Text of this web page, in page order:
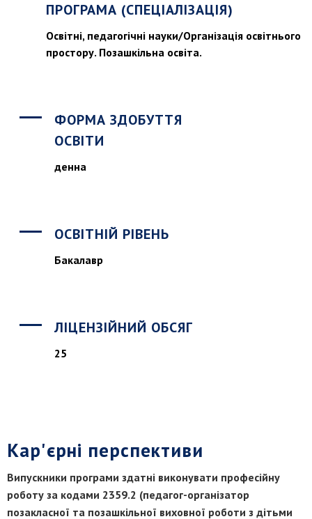
ПРОГРАМА (СПЕЦІАЛІЗАЦІЯ)
Освітні, педагогічні науки/Організація освітнього
простору. Позашкільна освіта.
ФОРМА ЗДОБУТТЯ
ОСВІТИ
денна
ОСВІТНІЙ РІВЕНЬ
Бакалавр
ЛІЦЕНЗІЙНИЙ ОБСЯГ
25
Кар'єрні перспективи
Випускники програми здатні виконувати професійну
роботу за кодами 2359.2 (педагог-організатор
позакласної та позашкільної виховної роботи з дітьми